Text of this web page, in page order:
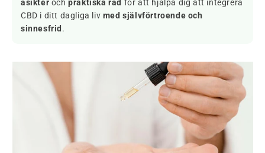
åsikter ochpraktiska råd för att hjälpa dig att integrera
CBD i ditt dagliga liv med självförtroende och
sinnesfrid .